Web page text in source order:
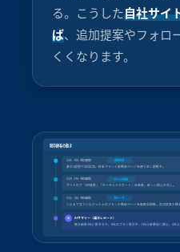
る。こうした自社サイ
ば、追加提案やフォロ
くくなります。
既存顧客の動き
3/25 - E社（既存顧客）
頻繁訪問
直近1週間で5回訪問。料金プランと新機能ページを繰り返し閲覧中。
3/24 - F社（既存顧客）
サイト内検索
サイト内で「API連携」「データエクスポート」を検索。新しい関心の兆し。
3/22 - G社（既存顧客）
新テーマ
これまで見ていなかった上位プランの機能ページを複数回閲覧。追加提案の機会
AIサマリー（週次レポート）
既存顧客3社に動きあり。E社はプラン検討中、F社は新機能に関心、G社は